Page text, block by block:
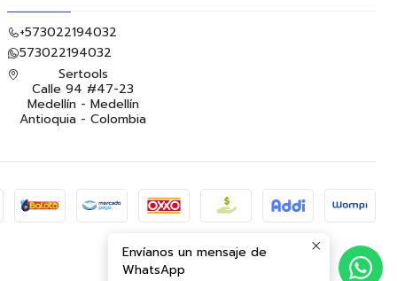
+573022194032
573022194032
Sertools
Calle 94 #47-23
Medellín - Medellín
Antioquia - Colombia
Envíanos un mensaje de
WhatsApp